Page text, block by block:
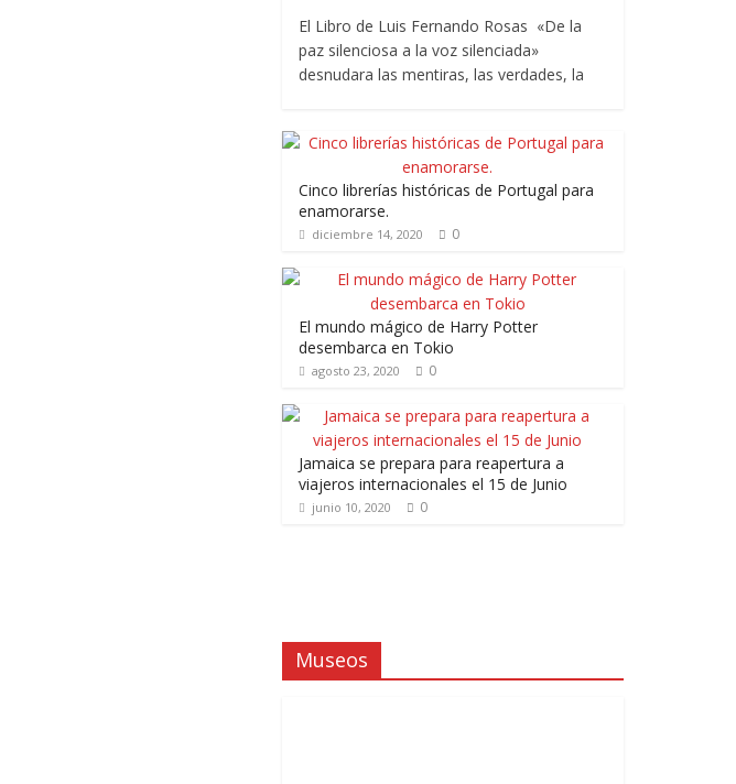
El Libro de Luis Fernando Rosas «De la
paz silenciosa a la voz silenciada»
desnudara las mentiras, las verdades, la
Cinco librerías históricas de Portugal para
enamorarse.
diciembre 14, 2020 0
El mundo mágico de Harry Potter
desembarca en Tokio
agosto 23, 2020 0
Jamaica se prepara para reapertura a
viajeros internacionales el 15 de Junio
junio 10, 2020 0
Museos